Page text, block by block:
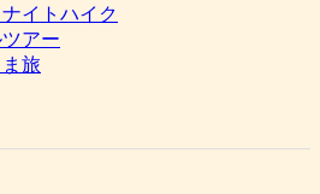
イトハイク
アー
旅